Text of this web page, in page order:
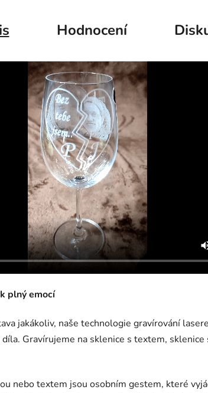
Hodnocení
plný emocí
jakákoliv, naše technologie gravírování
Gravírujeme na sklenice s textem,
nebo textem jsou osobním gestem, které